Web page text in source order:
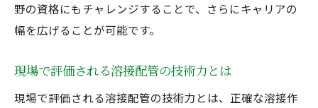
野の資格にもチャレンジすることで、さらにキャリアの
幅を広げることが可能です。
現場で評価される溶接配管の技術力とは
現場で評価される溶接配管の技術力とは、正確な溶接作